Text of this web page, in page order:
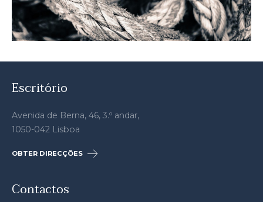
Escritório
Avenida de Berna, 46, 3.º andar,
1050-042 Lisboa
OBTER DIRECÇÕES
Contactos